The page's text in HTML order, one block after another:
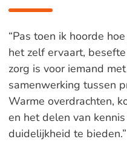
“Pas toen ik hoorde
het zelf ervaart,
zorg is voor iemand
samenwerking tussen
Warme overdrachten,
en het delen van
duidelijkheid te bieden.”